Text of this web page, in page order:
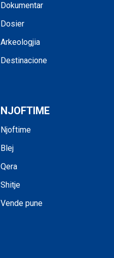
Dokumentar
Dosier
Arkeologjia
Destinacione
NJOFTIME
Njoftime
Blej
Qera
Shitje
Vende pune